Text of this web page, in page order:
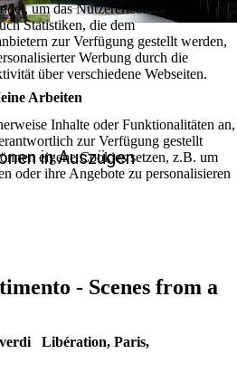
Arbeiten
in Auszügen
- Scenes from a
Libération, Paris,
um das Nutzererlebnis weiter zu
Statistiken, die dem
zur Verfügung gestellt werden,
Werbung durch die
über verschiedene Webseiten.
Inhalte oder Funktionalitäten an,
zur Verfügung gestellt
eigene Cookies setzen, z.B. um
oder ihre Angebote zu personalisieren